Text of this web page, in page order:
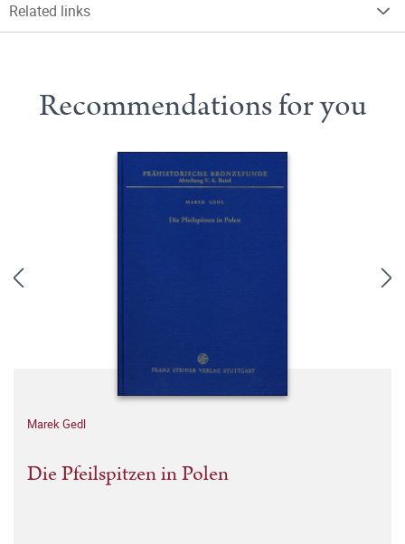
Related links
Recommendations for you
Marek Gedl
Die Pfeilspitzen in Polen